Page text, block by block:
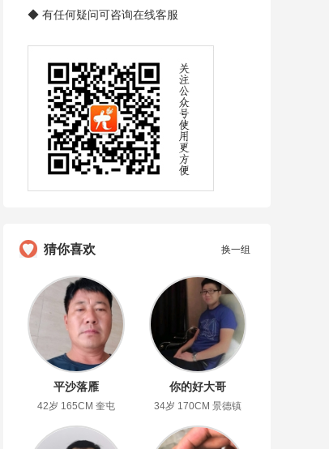
◆ 有任何疑问可咨询在线客服
猜你喜欢 换一组
平沙落雁
42岁 165CM 奎屯
你的好大哥
34岁 170CM 景德镇